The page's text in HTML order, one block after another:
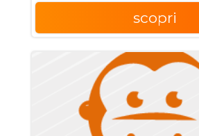
scopri